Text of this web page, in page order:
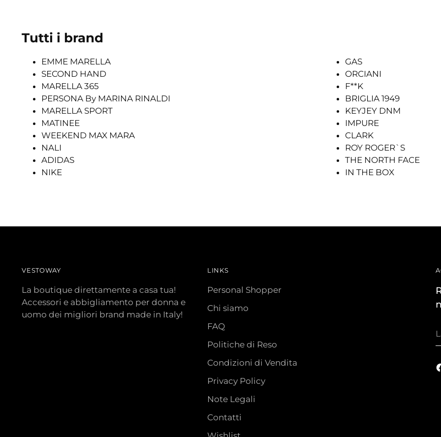
Tutti i brand
EMME MARELLA
SECOND HAND
MARELLA 365
PERSONA By MARINA RINALDI
MARELLA SPORT
MATINEE
WEEKEND MAX MARA
NALI
ADIDAS
NIKE
GAS
ORCIANI
F**K
BRIGLIA 1949
KEYJEY DNM
IMPURE
CLARK
ROY ROGER`S
THE NORTH FACE
IN THE BOX
VESTOWAY
La boutique direttamente a casa tua!
Accessori e abbigliamento per donna e
uomo dei migliori brand made in Italy!
LINKS
Personal Shopper
Chi siamo
FAQ
Politiche di Reso
Condizioni di Vendita
Privacy Policy
Note Legali
Contatti